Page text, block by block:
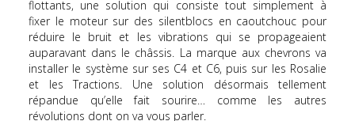
flottants, une solution qui consiste tout simplement à
fixer le moteur sur des silentblocs en caoutchouc pour
réduire le bruit et les vibrations qui se propageaient
auparavant dans le châssis. La marque aux chevrons va
installer le système sur ses C4 et C6, puis sur les Rosalie
et les Tractions. Une solution désormais tellement
répandue qu’elle fait sourire… comme les autres
révolutions dont on va vous parler.